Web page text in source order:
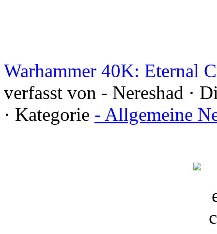
Warhammer 40K: Eternal
verfasst von - Nereshad ·
· Kategorie - Allgemeine